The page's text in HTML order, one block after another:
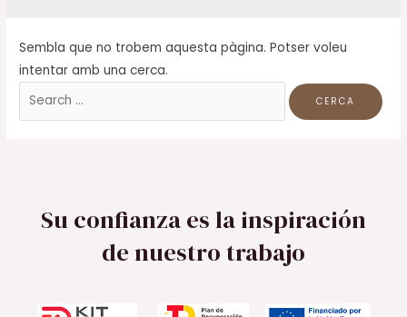
Sembla que no trobem aquesta pàgina. Potser voleu
intentar amb una cerca.
Cerca:
Su confianza es la inspiración
de nuestro trabajo